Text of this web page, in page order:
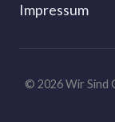
Impressum
© 2026 Wir Sind